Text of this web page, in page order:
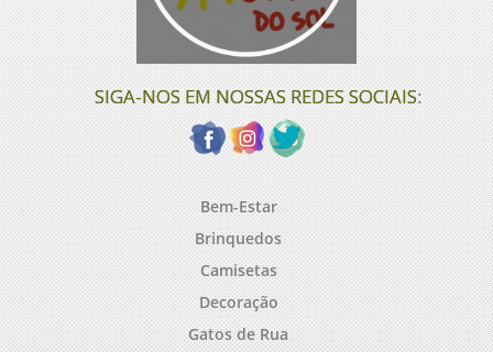
SIGA-NOS EM NOSSAS REDES SOCIAIS:
Bem-Estar
Brinquedos
Camisetas
Decoração
Gatos de Rua